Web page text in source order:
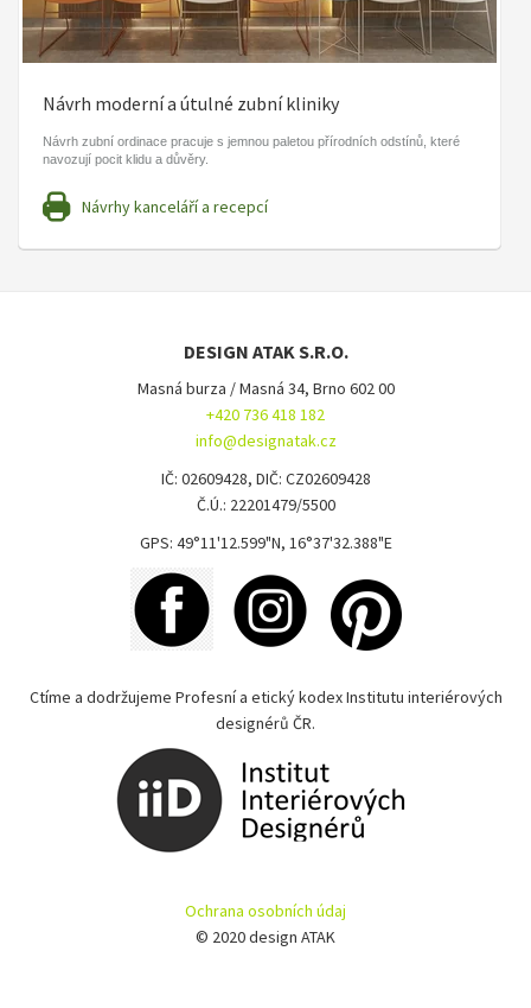
Návrh moderní a útulné zubní kliniky
Návrh zubní ordinace pracuje s jemnou paletou přírodních odstínů, které
navozují pocit klidu a důvěry.
Návrhy kanceláří a recepcí
DESIGN ATAK S.R.O.
Masná burza / Masná 34, Brno 602 00
+420 736 418 182
info@designatak.cz
IČ: 02609428, DIČ: CZ02609428
Č.Ú.: 22201479/5500
GPS: 49°11'12.599"N, 16°37'32.388"E
Ctíme a dodržujeme Profesní a etický kodex Institutu interiérových
designérů ČR.
Ochrana osobních údaj
© 2020 design ATAK